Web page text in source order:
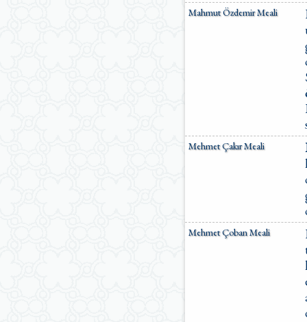
Mahmut Özdemir Meali
Mehmet Çakır Meali
Mehmet Çoban Meali